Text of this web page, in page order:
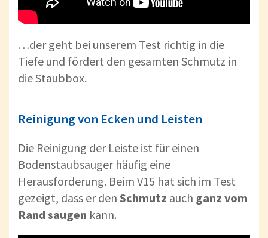
…der geht bei unserem Test richtig in die
Tiefe und fördert den gesamten Schmutz in
die Staubbox.
Reinigung von Ecken und Leisten
Die Reinigung der Leiste ist für einen
Bodenstaubsauger häufig eine
Herausforderung. Beim V15 hat sich im Test
gezeigt, dass er den Schmutz auch ganz vom
Rand saugen kann.